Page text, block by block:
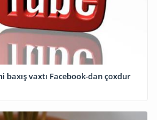
baxış vaxtı Facebook-dan çoxdur